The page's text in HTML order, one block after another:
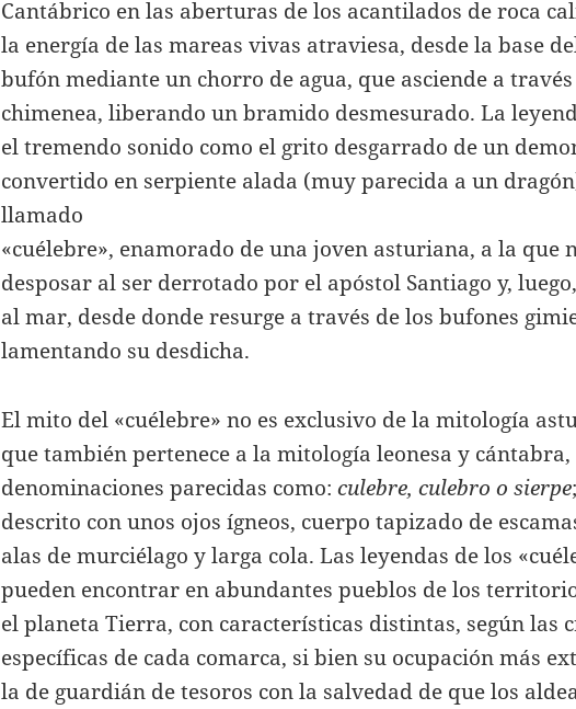
Cantábrico en las aberturas de los acantilados de roca
la energía de las mareas vivas atraviesa, desde la base
bufón mediante un chorro de agua, que asciende a
chimenea, liberando un bramido desmesurado. La
el tremendo sonido como el grito desgarrado de un
convertido en serpiente alada (muy parecida a un
llamado
«cuélebre», enamorado de una joven asturiana, a la que
desposar al ser derrotado por el apóstol Santiago y,
al mar, desde donde resurge a través de los bufones
lamentando su desdicha.
El mito del «cuélebre» no es exclusivo de la mitología
que también pertenece a la mitología leonesa y
denominaciones parecidas como:culebre, culebro o sierpe
descrito con unos ojos ígneos, cuerpo tapizado de
alas de murciélago y larga cola. Las leyendas de los
pueden encontrar en abundantes pueblos de los
el planeta Tierra, con características distintas, según las
específicas de cada comarca, si bien su ocupación más
la de guardián de tesoros con la salvedad de que los